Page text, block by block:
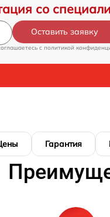
со
Оставить заявку
c политикой
Гарантия